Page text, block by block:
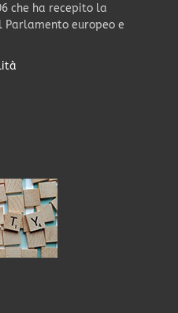
che ha recepito la
Parlamento europeo e